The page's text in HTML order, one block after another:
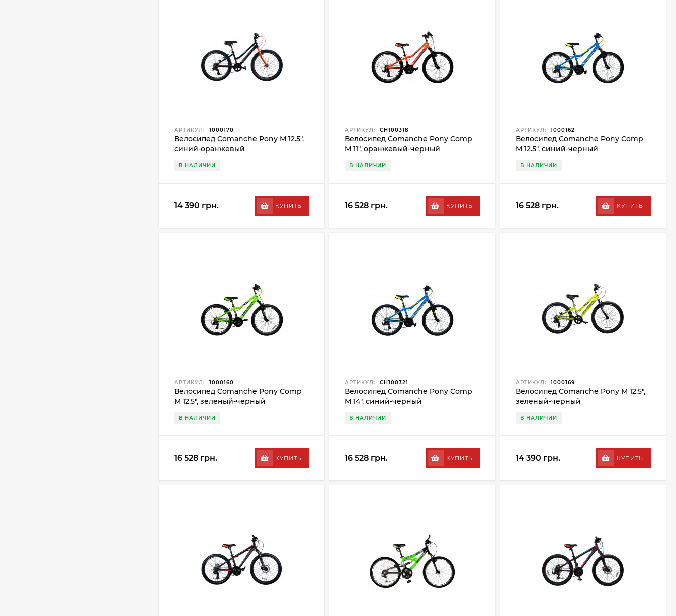
АРТИКУЛ: 1000170
Велосипед Comanche Pony M 12.5",
синий-оранжевый
В НАЛИЧИИ
14 390 грн. КУПИТЬ
АРТИКУЛ: CH100318
Велосипед Comanche Pony Comp
M 11", оранжевый-черный
В НАЛИЧИИ
16 528 грн. КУПИТЬ
АРТИКУЛ: 1000162
Велосипед Comanche Pony Comp
M 12.5", синий-черный
В НАЛИЧИИ
16 528 грн. КУПИТЬ
АРТИКУЛ: 1000160
Велосипед Comanche Pony Comp
M 12.5", зеленый-черный
В НАЛИЧИИ
16 528 грн. КУПИТЬ
АРТИКУЛ: CH100321
Велосипед Comanche Pony Comp
M 14", синий-черный
В НАЛИЧИИ
16 528 грн. КУПИТЬ
АРТИКУЛ: 1000169
Велосипед Comanche Pony M 12.5",
зеленый-черный
В НАЛИЧИИ
14 390 грн. КУПИТЬ